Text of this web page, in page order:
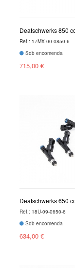
Deatschwerks 850
Ref.: 17MX-00-0850-6
Sob encomenda
715,00 €
Deatschwerks 650
Ref.: 18U-09-0650-6
Sob encomenda
634,00 €